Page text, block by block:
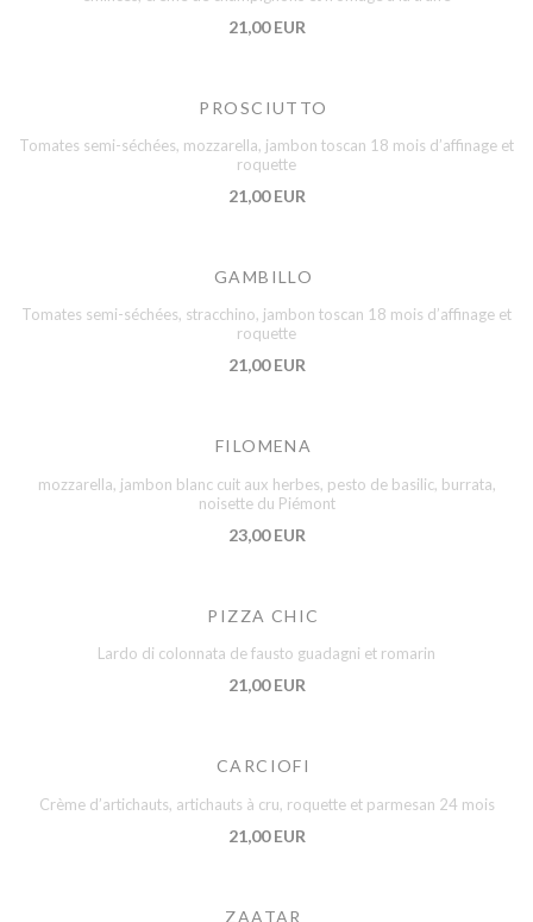
21,00 EUR
PROSCIUTTO
Tomates semi-séchées, mozzarella, jambon toscan 18 mois d’affinage et
roquette
21,00 EUR
GAMBILLO
Tomates semi-séchées, stracchino, jambon toscan 18 mois d’affinage et
roquette
21,00 EUR
FILOMENA
mozzarella, jambon blanc cuit aux herbes, pesto de basilic, burrata,
noisette du Piémont
23,00 EUR
PIZZA CHIC
Lardo di colonnata de fausto guadagni et romarin
21,00 EUR
CARCIOFI
Crème d’artichauts, artichauts à cru, roquette et parmesan 24 mois
21,00 EUR
ZAATAR